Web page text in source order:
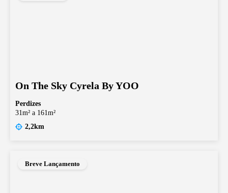
On The Sky Cyrela By YOO
Perdizes
31m² a 161m²
2,2km
Breve Lançamento